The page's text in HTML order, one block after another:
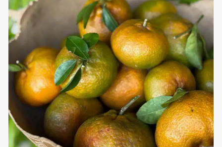
sweetkwisine
Nov 21